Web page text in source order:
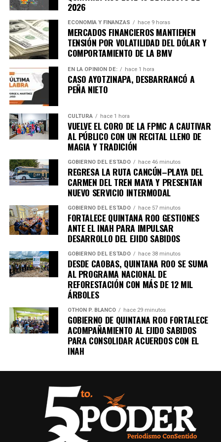
2026
ECONOMÍA Y FINANZAS hace 9 horas
MERCADOS FINANCIEROS MANTIENEN
TENSIÓN POR VOLATILIDAD DEL DÓLAR Y
COMPORTAMIENTO DE LA BMV
EN LA OPINIÓN DE: hace 1 hora
CASO AYOTZINAPA, DESBARRANCÓ A
PEÑA NIETO
CULTURA hace 1 hora
VUELVE EL CORO DE LA FPMC A CAUTIVAR
AL PÚBLICO CON UN RECITAL LLENO DE
MAGIA Y TRADICIÓN
GOBIERNO DEL ESTADO hace 46 minutos
REGRESA LA RUTA CANCÚN–PLAYA DEL
CARMEN DEL TREN MAYA Y PRESENTAN
NUEVO SERVICIO INTERMODAL
GOBIERNO DEL ESTADO hace 57 minutos
FORTALECE QUINTANA ROO GESTIONES
ANTE EL INAH PARA IMPULSAR
DESARROLLO DEL EJIDO SABIDOS
GOBIERNO DEL ESTADO hace 38 minutos
DESDE CAOBAS, QUINTANA ROO SE SUMA
AL PROGRAMA NACIONAL DE
REFORESTACIÓN CON MÁS DE 12 MIL
ÁRBOLES
OTHON P. BLANCO hace 29 minutos
GOBIERNO DE QUINTANA ROO FORTALECE
ACOMPAÑAMIENTO AL EJIDO SABIDOS
PARA CONSOLIDAR ACUERDOS CON EL
INAH